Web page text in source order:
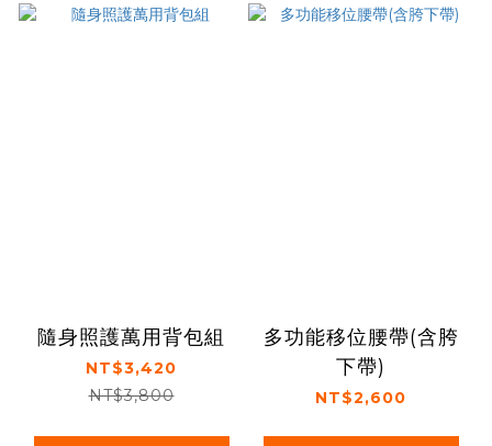
隨身照護萬用背包組
NT$3,420
NT$3,800
多功能移位腰帶(含胯
下帶)
NT$2,600